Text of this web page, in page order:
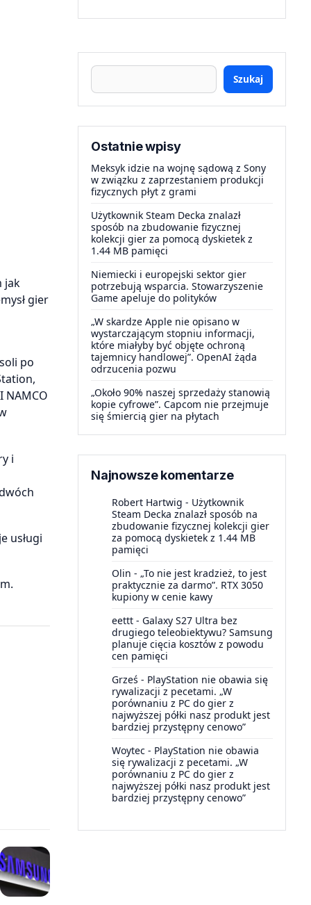
jak
gier
po
NAMCO
i
usługi
Szukaj
Ostatnie wpisy
Meksyk idzie na wojnę sądową z Sony
w związku z zaprzestaniem produkcji
fizycznych płyt z grami
Użytkownik Steam Decka znalazł
sposób na zbudowanie fizycznej
kolekcji gier za pomocą dyskietek z
1.44 MB pamięci
Niemiecki i europejski sektor gier
potrzebują wsparcia. Stowarzyszenie
Game apeluje do polityków
„W skardze Apple nie opisano w
wystarczającym stopniu informacji,
które miałyby być objęte ochroną
tajemnicy handlowej”. OpenAI żąda
odrzucenia pozwu
„Około 90% naszej sprzedaży stanowią
kopie cyfrowe”. Capcom nie przejmuje
się śmiercią gier na płytach
Najnowsze komentarze
Robert Hartwig - Użytkownik
Steam Decka znalazł sposób na
zbudowanie fizycznej kolekcji gier
za pomocą dyskietek z 1.44 MB
pamięci
Olin - „To nie jest kradzież, to jest
praktycznie za darmo”. RTX 3050
kupiony w cenie kawy
eettt - Galaxy S27 Ultra bez
drugiego teleobiektywu? Samsung
planuje cięcia kosztów z powodu
cen pamięci
Grześ - PlayStation nie obawia się
rywalizacji z pecetami. „W
porównaniu z PC do gier z
najwyższej półki nasz produkt jest
bardziej przystępny cenowo”
Woytec - PlayStation nie obawia
się rywalizacji z pecetami. „W
porównaniu z PC do gier z
najwyższej półki nasz produkt jest
bardziej przystępny cenowo”